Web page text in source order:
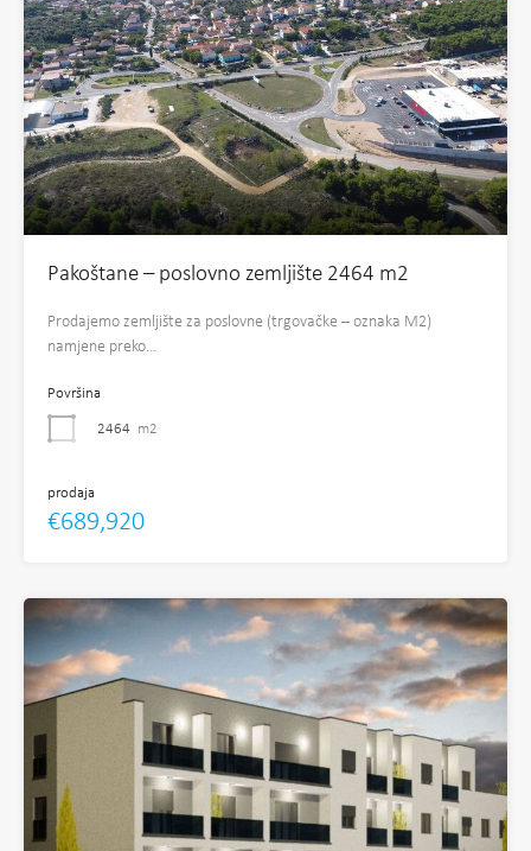
Pakoštane – poslovno zemljište 2464 m2
Prodajemo zemljište za poslovne (trgovačke – oznaka M2)
namjene preko…
Površina
2464 m2
prodaja
€689,920